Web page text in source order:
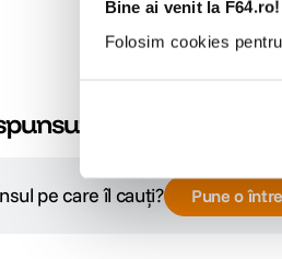
Bine ai venit la F64.ro!
Folosim cookies
pe care îl cauți? Pune o